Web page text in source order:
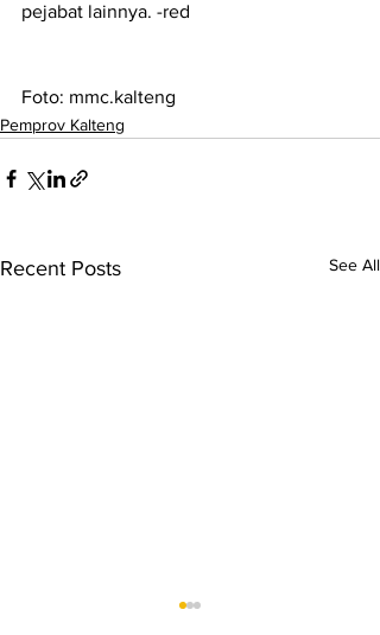
pejabat lainnya. -red
Foto: mmc.kalteng
Pemprov Kalteng
Recent Posts See All